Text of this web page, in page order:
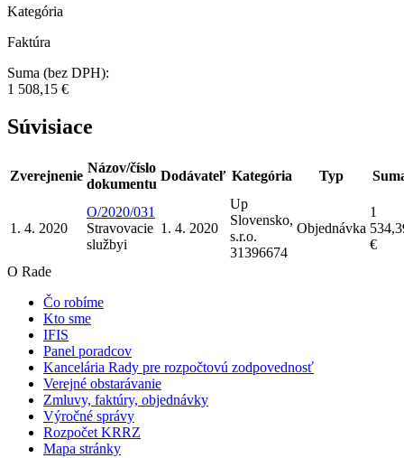
Kategória
Faktúra
Suma (bez DPH):
1 508,15 €
Súvisiace
Zverejnenie
Názov/číslo
dokumentu
Dodávateľ Kategória Typ
1. 4. 2020
O/2020/031
Stravovacie
službyi
1. 4. 2020
Up
Slovensko,
s.r.o.
31396674
Objednávka
1
€
O Rade
Čo robíme
Kto sme
IFIS
Panel poradcov
Kancelária Rady pre rozpočtovú zodpovednosť
Verejné obstarávanie
Zmluvy, faktúry, objednávky
Výročné správy
Rozpočet KRRZ
Mapa stránky